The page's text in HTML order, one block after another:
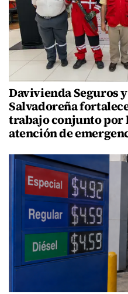
Davivienda Seguros
Salvadoreña
trabajo conjunto por
atención de